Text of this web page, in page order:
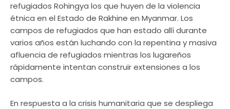
refugiados Rohingya los que huyen de la violencia
étnica en el Estado de Rakhine en Myanmar. Los
campos de refugiados que han estado allí durante
varios años están luchando con la repentina y masiva
afluencia de refugiados mientras los lugareños
rápidamente intentan construir extensiones a los
campos.
En respuesta a la crisis humanitaria que se despliega